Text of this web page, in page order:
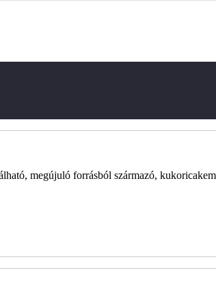
megújuló forrásból származó,